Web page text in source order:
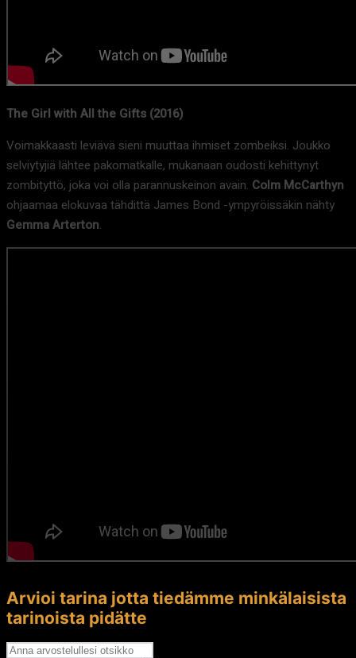
The Girl with All the Gifts (2016)
Voimakkaasti leviävä sieni muuttaa ihmiset zombeiksi. Joukko
selviytyjiä lähtee pakomatkalle, mukanaan oudosti kehittynyt
zombityttö, joka voi olla parannuskeinon avain. Colm McCarthyn
ohjaamaa elokuvaa tähdittä James Bond -ympyröissäkin nähty
Gemma Arterton.
Arvioi tarina jotta tiedämme minkälaisista
tarinoista pidätte